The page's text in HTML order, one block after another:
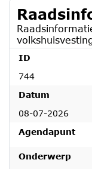
ID
744
Datum
08-07-2026
Agendapunt
Onderwerp